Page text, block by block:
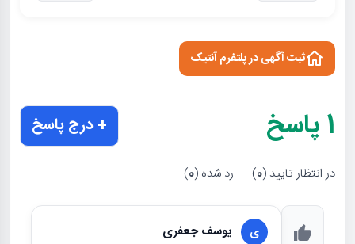
ثبت آگهی در پلتفرم آنتیک
1پاسخ + درج پاسخ
در انتظار تایید (0) — رد شده (0
)
ی یوسف جعفری